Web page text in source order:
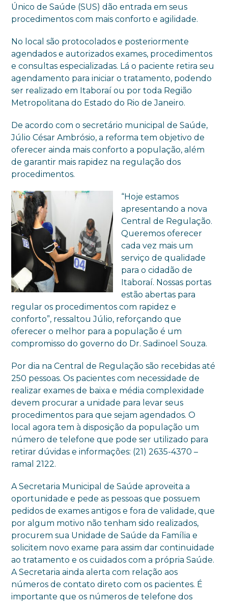
Único de Saúde (SUS) dão entrada em seus
procedimentos com mais conforto e agilidade.
No local são protocolados e posteriormente
agendados e autorizados exames, procedimentos
e consultas especializadas. Lá o paciente retira seu
agendamento para iniciar o tratamento, podendo
ser realizado em Itaboraí ou por toda Região
Metropolitana do Estado do Rio de Janeiro.
De acordo com o secretário municipal de Saúde,
Júlio César Ambrósio, a reforma tem objetivo de
oferecer ainda mais conforto a população, além
de garantir mais rapidez na regulação dos
procedimentos.
“Hoje estamos
apresentando a nova
Central de Regulação.
Queremos oferecer
cada vez mais um
serviço de qualidade
para o cidadão de
Itaboraí. Nossas portas
estão abertas para
regular os procedimentos com rapidez e
conforto”, ressaltou Júlio, reforçando que
oferecer o melhor para a população é um
compromisso do governo do Dr. Sadinoel Souza.
Por dia na Central de Regulação são recebidas até
250 pessoas. Os pacientes com necessidade de
realizar exames de baixa e média complexidade
devem procurar a unidade para levar seus
procedimentos para que sejam agendados. O
local agora tem à disposição da população um
número de telefone que pode ser utilizado para
retirar dúvidas e informações: (21) 2635-4370 –
ramal 2122.
A Secretaria Municipal de Saúde aproveita a
oportunidade e pede as pessoas que possuem
pedidos de exames antigos e fora de validade, que
por algum motivo não tenham sido realizados,
procurem sua Unidade de Saúde da Família e
solicitem novo exame para assim dar continuidade
ao tratamento e os cuidados com a própria Saúde.
A Secretaria ainda alerta com relação aos
números de contato direto com os pacientes. É
importante que os números de telefone dos